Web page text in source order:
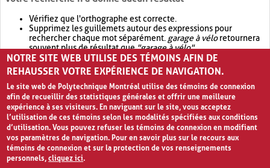
Vérifiez que l'orthographe est correcte.
Supprimez les guillemets autour des expressions pour
rechercher chaque mot séparément. garage à véloretournera
souvent plus de résultat que"garage à vélo".
Envisagez d'élargir votre recherche avec OR.garage OR vélo
retournera souvent plus de résultat quegarage à vélo
NOTRE SITE WEB UTILISE DES TÉMOINS AFIN DE
REHAUSSER VOTRE EXPÉRIENCE DE NAVIGATION.
Le site web de Polytechnique Montréal utilise des témoins de connexion
afin de recueillir des statistiques générales et offrir une meilleure
expérience à ses visiteurs. En naviguant sur le site, vous acceptez
l’utilisation de ces témoins selon les modalités spécifiées aux conditions
d’utilisation. Vous pouvez refuser les témoins de connexion en modifiant
vos paramètres de navigation. Pour en savoir plus sur le recours aux
témoins de connexion et sur la protection de vos renseignements
personnels,cliquez ici.